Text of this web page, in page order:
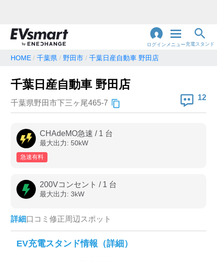
ログイン メニュー充電スタンド
地名・観光スポット・住所で検索
充電器の種類
急速充電器のみ表示
高速道路上のみ表示
認証システム
EV充電エネチェンジ
HOME 千葉県 野田市 千葉日産自動車 野田店
千葉日産自動車 野田店
千葉県野田市下三ヶ尾465-7
12
CHAdeMO急速 / 1 台
最大出力: 50kW
急速有料
200Vコンセント / 1 台
最大出力: 3kW
詳細口コミ 修正周辺スポット
EV充電スタンド情報（詳細）